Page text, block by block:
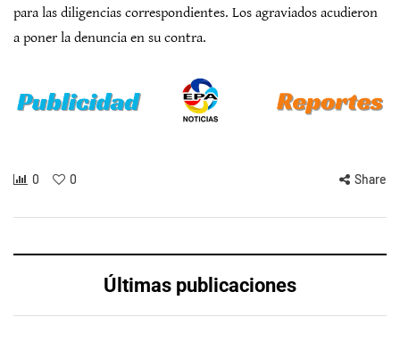
para las diligencias correspondientes. Los agraviados acudieron
a poner la denuncia en su contra.
0 0 Share
Últimas publicaciones